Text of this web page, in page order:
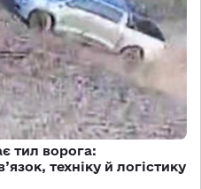
тил ворога:
техніку й логістику